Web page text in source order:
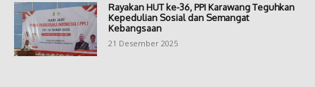
Rayakan HUT ke-36, PPI Karawang Teguhkan
Kepedulian Sosial dan Semangat
Kebangsaan
21 Desember 2025